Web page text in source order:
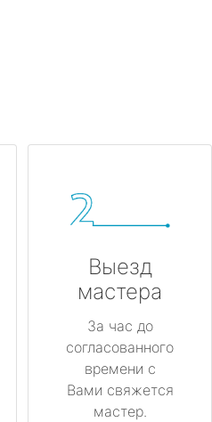
Выезд
мастера
За час до
согласованного
времени с
Вами свяжется
мастер.